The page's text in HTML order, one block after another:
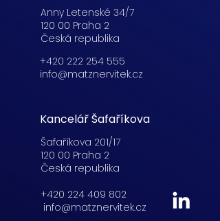
Anny Letenské 34/7
120 00 Praha 2
Česká republika
+420 222 254 555
info@matznervitek.cz
Kancelář Šafaříkova
Šafaříkova 201/17
120 00 Praha 2
Česká republika
+420 224 409 802
info@matznervitek.cz